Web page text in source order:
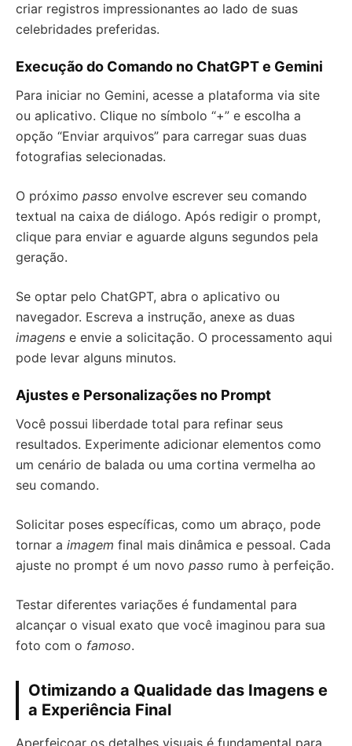
criar registros impressionantes ao lado de suas
celebridades preferidas.
Execução do Comando no ChatGPT e Gemini
Para iniciar no Gemini, acesse a plataforma via site
ou aplicativo. Clique no símbolo “+” e escolha a
opção “Enviar arquivos” para carregar suas duas
fotografias selecionadas.
O próximo passo envolve escrever seu comando
textual na caixa de diálogo. Após redigir o prompt,
clique para enviar e aguarde alguns segundos pela
geração.
Se optar pelo ChatGPT, abra o aplicativo ou
navegador. Escreva a instrução, anexe as duas
imagens e envie a solicitação. O processamento aqui
pode levar alguns minutos.
Ajustes e Personalizações no Prompt
Você possui liberdade total para refinar seus
resultados. Experimente adicionar elementos como
um cenário de balada ou uma cortina vermelha ao
seu comando.
Solicitar poses específicas, como um abraço, pode
tornar a imagem final mais dinâmica e pessoal. Cada
ajuste no prompt é um novo passo rumo à perfeição.
Testar diferentes variações é fundamental para
alcançar o visual exato que você imaginou para sua
foto com o famoso.
Otimizando a Qualidade das Imagens e
a Experiência Final